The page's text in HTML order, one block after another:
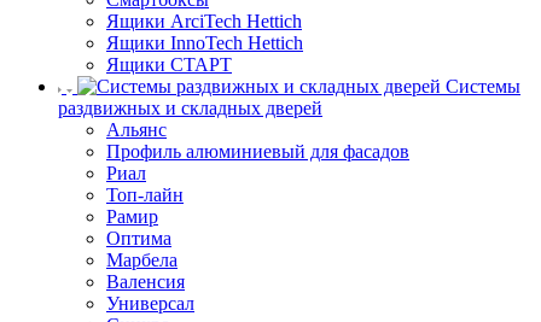
Ящики ArciTech Hettich
Ящики InnoTech Hettich
Ящики СТАРТ
Системы
раздвижных и складных дверей
Альянс
Профиль алюминиевый для фасадов
Риал
Топ-лайн
Рамир
Оптима
Марбела
Валенсия
Универсал